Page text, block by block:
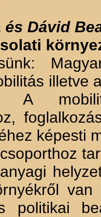
Dávid
illetve
A
képesti
politikai